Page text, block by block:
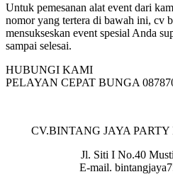
Untuk pemesanan alat event dari
nomor yang tertera di bawah ini, cv
mensukseskan event spesial Anda
sampai selesai.
HUBUNGI KAMI
PELAYAN CEPAT BUNGA
CV.BINTANG JAYA
Jl. Siti I No.40
E-mail.